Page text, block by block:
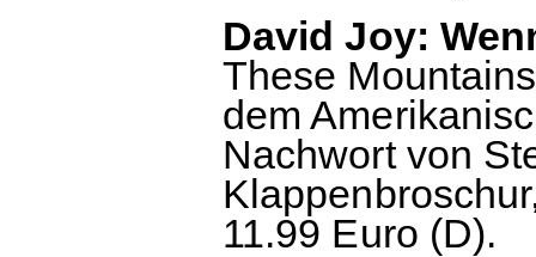
David Joy:
These
dem
Nachwort von
11.99 Euro (D).